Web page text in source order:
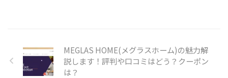
MEGLAS HOME(メグラスホーム)の魅力解
説します！評判や口コミはどう？クーポン
は？